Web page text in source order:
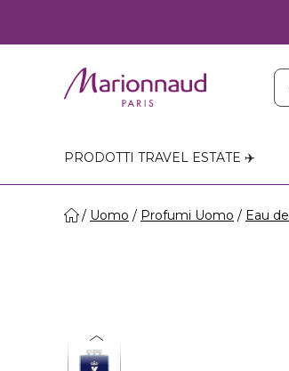
PRODOTTI TRAVEL ESTATE ✈️
Uomo Profumi Uomo Eau